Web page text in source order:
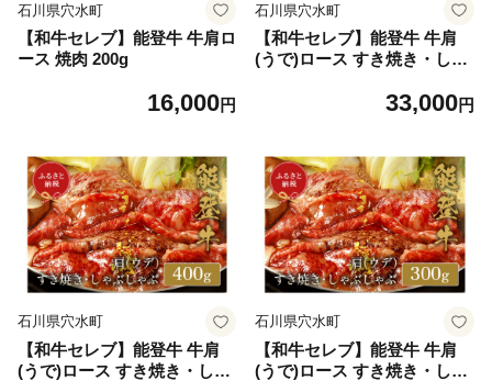
石川県穴水町
【和牛セレブ】能登牛 牛肩ロ
ース 焼肉 200g
16,000円
石川県穴水町
【和牛セレブ】能登牛 牛肩
(うで)ロース すき焼き・しゃ
33,000円
石川県穴水町
【和牛セレブ】能登牛 牛肩
(うで)ロース すき焼き・しゃ
石川県穴水町
【和牛セレブ】能登牛 牛肩
(うで)ロース すき焼き・しゃ